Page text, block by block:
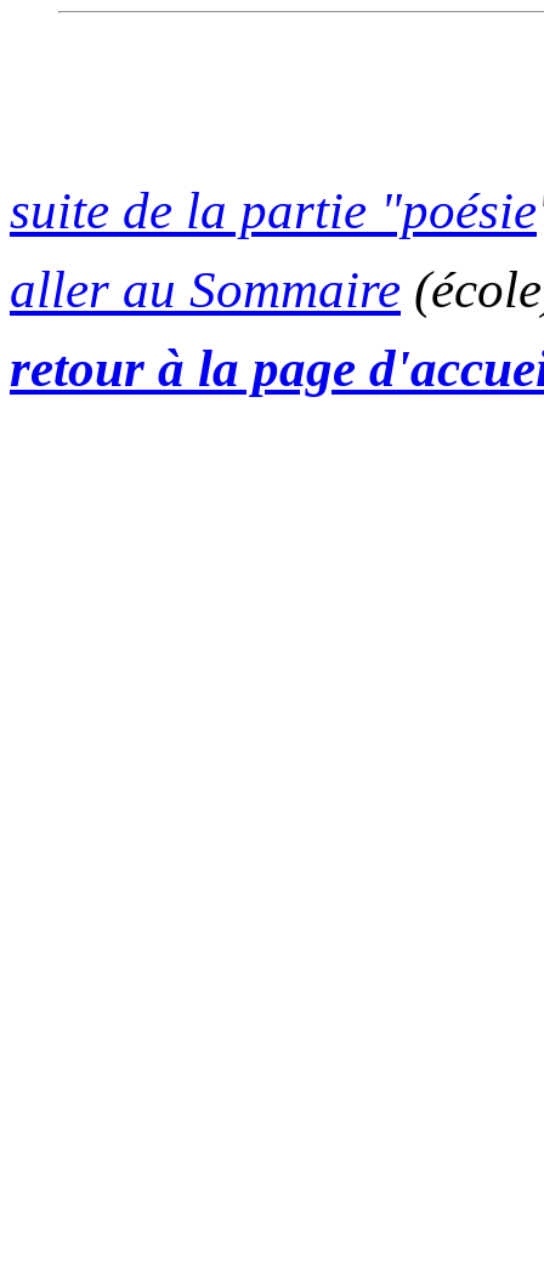
suite de la partie "poésie
aller au Sommaire
retour à la page